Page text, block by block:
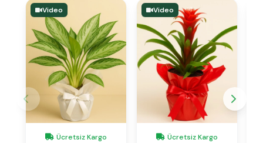
Video
Ücretsiz Kargo
Video
Ücretsiz Kargo